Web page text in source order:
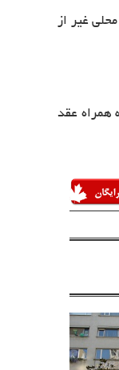
حضور عاقد در محلی غیر از
همراه عقد